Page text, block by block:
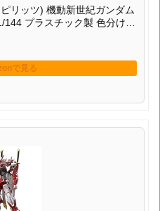
リッツ) 機動新世紀ガンダム
プラスチック製 色分け済